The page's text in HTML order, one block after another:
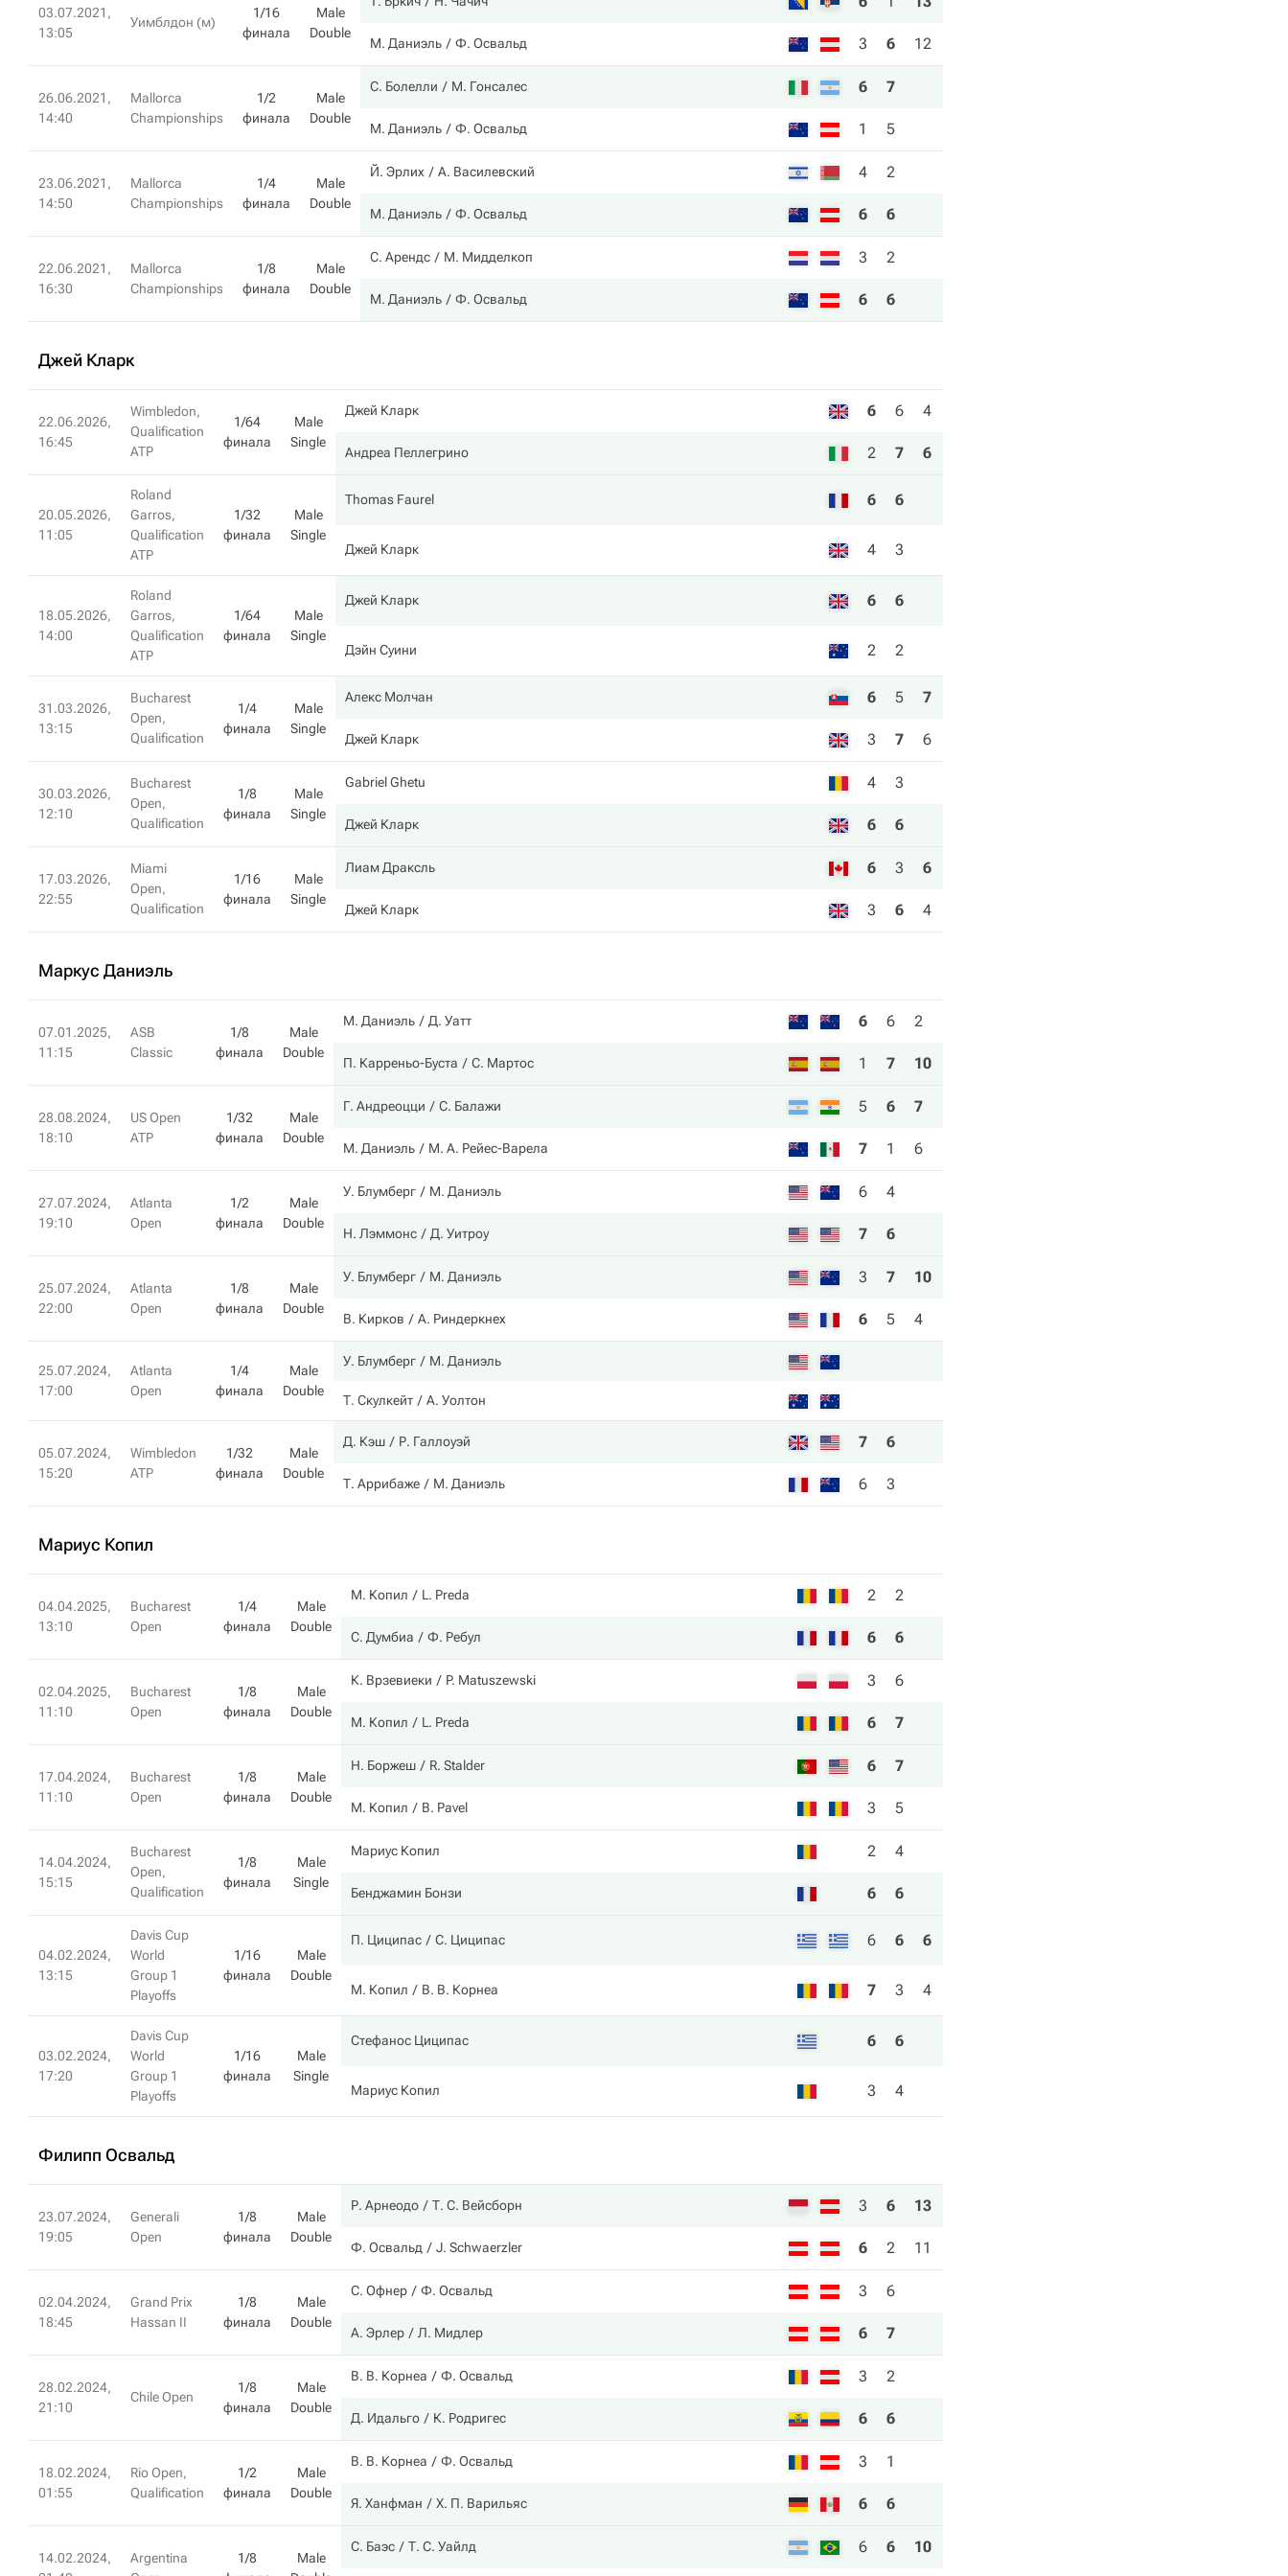
03.07.2021,
13:05
Уимблдон (м)
1/16
финала
Male
Double
М. Даниэль Ф. Освальд 3 6 12
26.06.2021,
14:40
Mallorca
Championships
1/2
финала
Male
Double
С. Болелли М. Гонсалес 6 7
М. Даниэль Ф. Освальд 1 5
23.06.2021,
14:50
Mallorca
Championships
1/4
финала
Male
Double
Й. Эрлих А. Василевский 4 2
М. Даниэль Ф. Освальд 6 6
22.06.2021,
16:30
Mallorca
Championships
1/8
финала
Male
Double
С. Арендс М. Мидделкоп 3 2
М. Даниэль Ф. Освальд 6 6
Джей Кларк
22.06.2026,
16:45
Wimbledon,
Qualification
ATP
1/64
финала
Male
Single
Джей Кларк 6 6 4
Андреа Пеллегрино 2 7 6
20.05.2026,
11:05
Roland
Garros,
Qualification
ATP
1/32
финала
Male
Single
Thomas Faurel 6 6
Джей Кларк 4 3
18.05.2026,
14:00
Roland
Garros,
Qualification
ATP
1/64
финала
Male
Single
Джей Кларк 6 6
Дэйн Суини 2 2
31.03.2026,
13:15
Bucharest
Open,
Qualification
1/4
финала
Male
Single
Алекс Молчан 6 5 7
Джей Кларк 3 7 6
30.03.2026,
12:10
Bucharest
Open,
Qualification
1/8
финала
Male
Single
Gabriel Ghetu 4 3
Джей Кларк 6 6
17.03.2026,
22:55
Miami
Open,
Qualification
1/16
финала
Male
Single
Лиам Драксль 6 3 6
Джей Кларк 3 6 4
Маркус Даниэль
07.01.2025,
11:15
ASB
Classic
1/8
финала
Male
Double
М. Даниэль Д. Уатт 6 6 2
П. Карреньо-Буста С. Мартос 1 7 10
28.08.2024,
18:10
US Open
ATP
1/32
финала
Male
Double
Г. Андреоцци С. Балажи 5 6 7
М. Даниэль М. А. Рейес-Варела 7 1 6
27.07.2024,
19:10
Atlanta
Open
1/2
финала
Male
Double
У. Блумберг М. Даниэль 6 4
Н. Лэммонс Д. Уитроу 7 6
25.07.2024,
22:00
Atlanta
Open
1/8
финала
Male
Double
У. Блумберг М. Даниэль 3 7 10
В. Кирков А. Риндеркнех 6 5 4
25.07.2024,
17:00
Atlanta
Open
1/4
финала
Male
Double
У. Блумберг М. Даниэль
Т. Скулкейт А. Уолтон
05.07.2024,
15:20
Wimbledon
ATP
1/32
финала
Male
Double
Д. Кэш Р. Галлоуэй 7 6
Т. Аррибаже М. Даниэль 6 3
Мариус Копил
04.04.2025,
13:10
Bucharest
Open
1/4
финала
Male
Double
М. Копил L. Preda 2 2
С. Думбиа Ф. Ребул 6 6
02.04.2025,
11:10
Bucharest
Open
1/8
финала
Male
Double
К. Врзевиеки P. Matuszewski 3 6
М. Копил L. Preda 6 7
17.04.2024,
11:10
Bucharest
Open
1/8
финала
Male
Double
Н. Боржеш R. Stalder 6 7
М. Копил B. Pavel 3 5
14.04.2024,
15:15
Bucharest
Open,
Qualification
1/8
финала
Male
Single
Мариус Копил 2 4
Бенджамин Бонзи 6 6
04.02.2024,
13:15
Davis Cup
World
Group 1
Playoffs
1/16
финала
Male
Double
П. Циципас С. Циципас 6 6 6
М. Копил В. В. Корнеа 7 3 4
03.02.2024,
17:20
Davis Cup
World
Group 1
Playoffs
1/16
финала
Male
Single
Стефанос Циципас 6 6
Мариус Копил 3 4
Филипп Освальд
23.07.2024,
19:05
Generali
Open
1/8
финала
Male
Double
Р. Арнеодо Т. С. Вейсборн 3 6 13
Ф. Освальд J. Schwaerzler 6 2 11
02.04.2024,
18:45
Grand Prix
Hassan II
1/8
финала
Male
Double
С. Офнер Ф. Освальд 3 6
А. Эрлер Л. Мидлер 6 7
28.02.2024,
21:10
Chile Open
1/8
финала
Male
Double
В. В. Корнеа Ф. Освальд 3 2
Д. Идальго К. Родригес 6 6
18.02.2024,
01:55
Rio Open,
Qualification
1/2
финала
Male
Double
В. В. Корнеа Ф. Освальд 3 1
Я. Ханфман Х. П. Варильяс 6 6
14.02.2024,
Argentina
1/8
Male
С. Баэс Т. С. Уайлд 6 6 10